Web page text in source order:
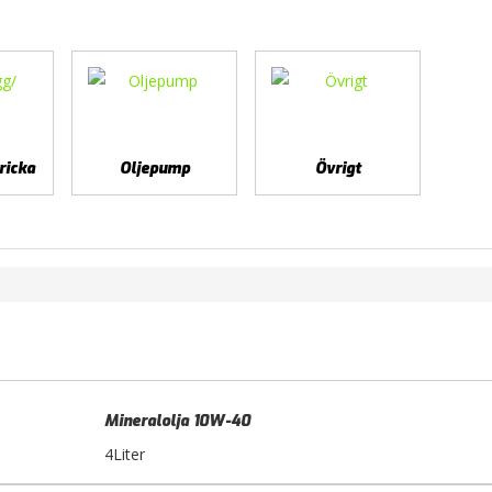
Oljepump Övrigt
Mineralolja 10W-40
4Liter